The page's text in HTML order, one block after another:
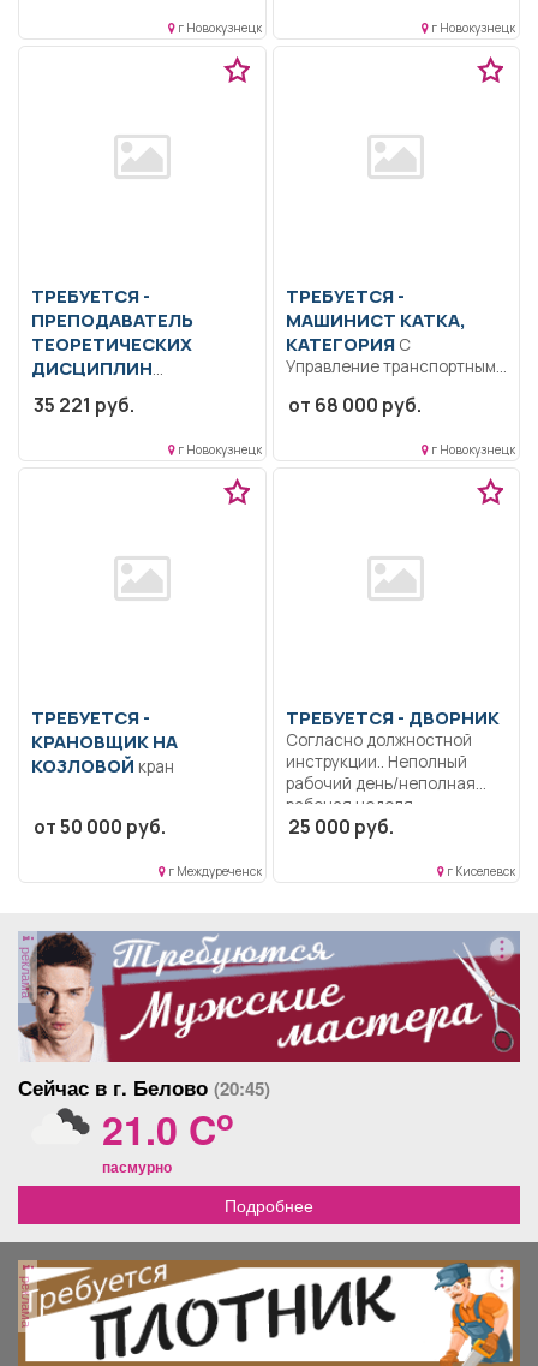
г Новокузнецк г Новокузнецк
ТРЕБУЕТСЯ -
ПРЕПОДАВАТЕЛЬ
ТЕОРЕТИЧЕСКИХ
ДИСЦИПЛИН
профессиональное
учащихся теоретическим
35 221 руб.
г Новокузнецк
ТРЕБУЕТСЯ -
МАШИНИСТ КАТКА,
КАТЕГОРИЯС
Управление транспортным
с назначением, с
от 68 000 руб.
г Новокузнецк
ТРЕБУЕТСЯ -
КРАНОВЩИК НА
КОЗЛОВОЙ кран
от 50 000 руб.
г Междуреченск
ТРЕБУЕТСЯ - ДВОРНИК
Согласно должностной
инструкции.. Неполный
рабочий день/неполная
рабочая неделя..
25 000 руб.
г Киселевск
реклама
Сейчас в г. Белово (20:45)
21.0 Co
пасмурно
Подробнее
реклама